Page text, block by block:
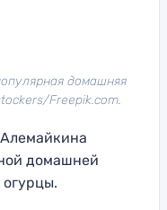
домашняя
Freepik.com.
домашней